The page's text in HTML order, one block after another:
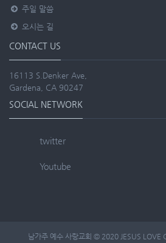
주일 말씀
오시는 길
CONTACT US
16113 S.Denker Ave,
Gardena, CA 90247
SOCIAL NETWORK
twitter
Youtube
남가주 예수 사랑교회 © 2020 JESUS LOVE